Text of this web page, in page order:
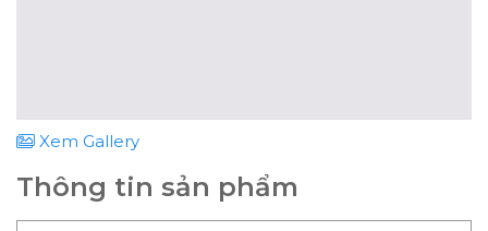
Xem Gallery
Thông tin sản phẩm